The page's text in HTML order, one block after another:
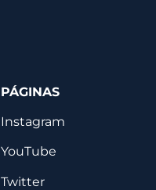
PÁGINAS
Instagram
YouTube
Twitter